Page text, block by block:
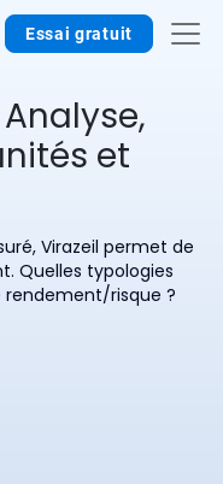
Essai gratuit
Analyse,
et
Virazeil permet de
Quelles typologies
rendement/risque ?